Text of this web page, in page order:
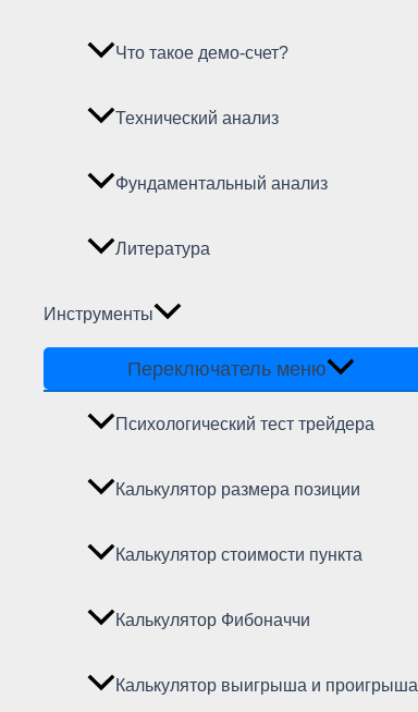
Что такое демо-счет?
Технический анализ
Фундаментальный анализ
Литература
Инструменты
Переключатель меню
Психологический тест трейдера
Калькулятор размера позиции
Калькулятор стоимости пункта
Калькулятор Фибоначчи
Калькулятор выигрыша и проигрыша